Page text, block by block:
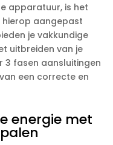
apparatuur, is het
aangepast
je vakkundige
uitbreiden van je
3 fasen aansluitingen
een correcte en
energie met